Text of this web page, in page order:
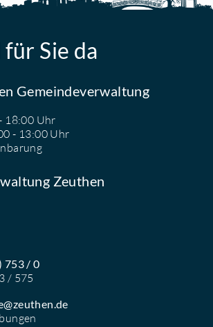
Sie da
Gemeindeverwaltung
18:00 Uhr
- 13:00 Uhr
Zeuthen
753 / 0
/ 575